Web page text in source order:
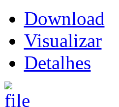
Download
Visualizar
Detalhes